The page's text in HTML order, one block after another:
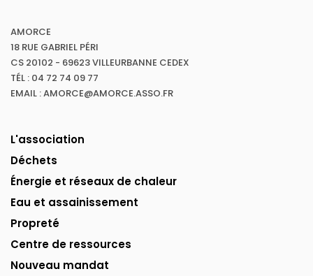
AMORCE
18 RUE GABRIEL PÉRI
CS 20102 - 69623 VILLEURBANNE CEDEX
TÉL : 04 72 74 09 77
EMAIL : AMORCE@AMORCE.ASSO.FR
L'association
Déchets
Énergie et réseaux de chaleur
Eau et assainissement
Propreté
Centre de ressources
Nouveau mandat